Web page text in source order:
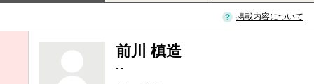
掲載内容について
前川 槙造
- -